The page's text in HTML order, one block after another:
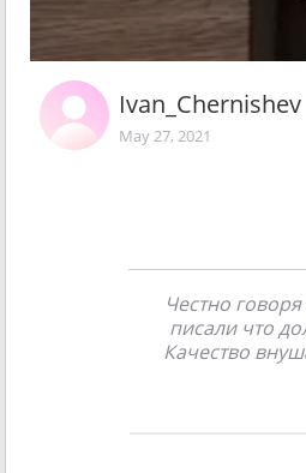
Ivan_Chernishev
May 27, 2021
Честно
писали что
Качество